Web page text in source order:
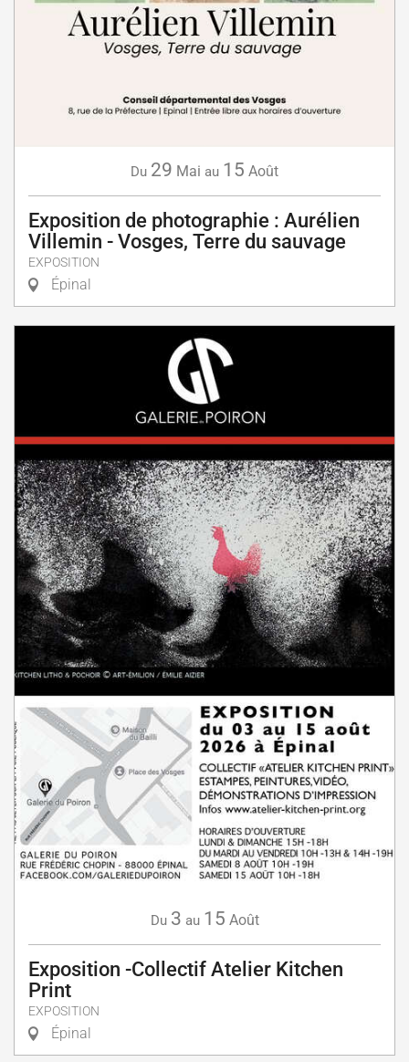
Du 29 Mai au 15 Août
Exposition de photographie : Aurélien
Villemin - Vosges, Terre du sauvage
EXPOSITION
Épinal
Du 3 au 15 Août
Exposition -Collectif Atelier Kitchen
Print
EXPOSITION
Épinal